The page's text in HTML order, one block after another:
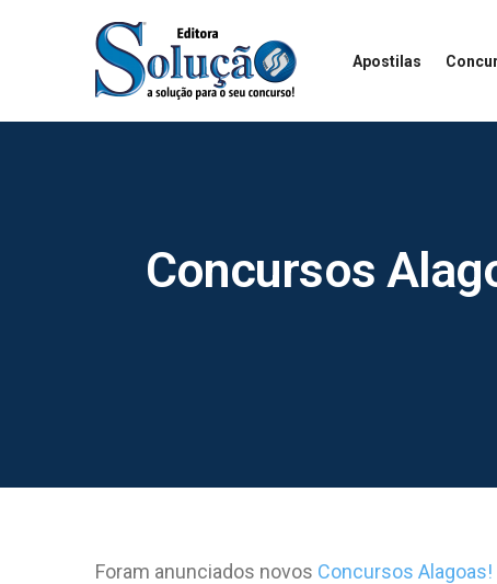
Apostilas
Concursos
Foram anunciados novos Concursos Alagoas!